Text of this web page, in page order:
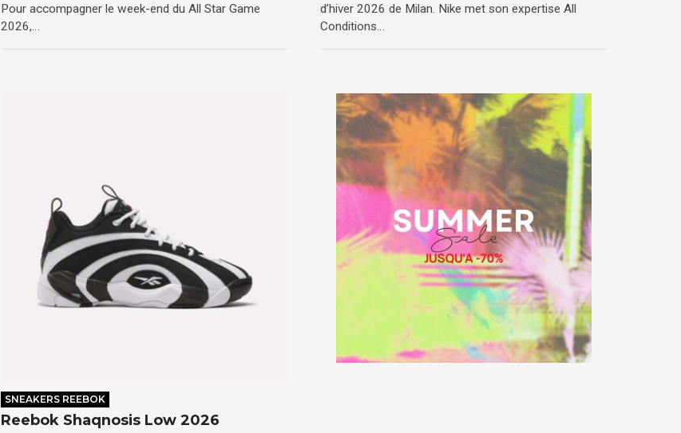
Pour accompagner le week-end du All Star Game
2026,…
d’hiver 2026 de Milan. Nike met son expertise All
Conditions…
SNEAKERS REEBOK
Reebok Shaqnosis Low 2026